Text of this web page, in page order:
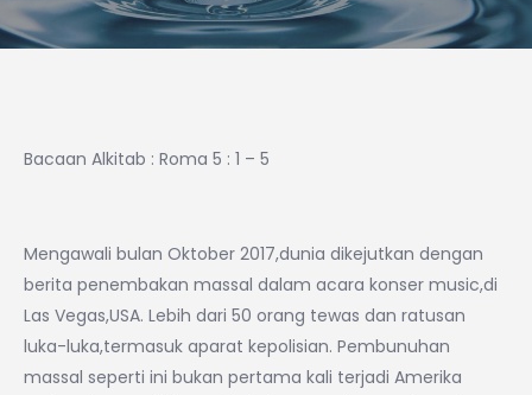
Bacaan Alkitab : Roma 5 : 1 – 5
Mengawali bulan Oktober 2017,dunia dikejutkan dengan
berita penembakan massal dalam acara konser music,di
Las Vegas,USA. Lebih dari 50 orang tewas dan ratusan
luka-luka,termasuk aparat kepolisian. Pembunuhan
massal seperti ini bukan pertama kali terjadi Amerika